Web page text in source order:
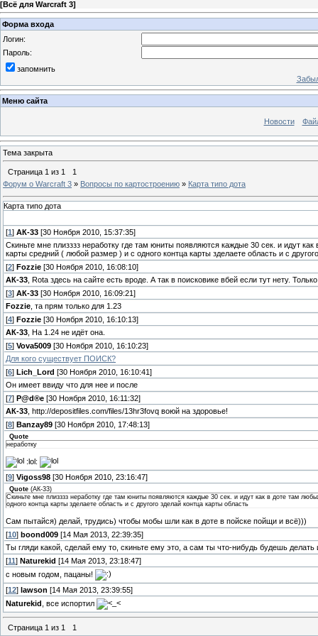
[Всё для Warcraft 3]
Форма входа
Логин:
Пароль:
запомнить
Меню сайта
Новости
Тема закрыта
Страница 1 из 1
1
Форум о Warcraft 3 » Вопросы по картостроению » Карта типо дота
Карта типо дота
[1 ] АК-33 [30 Ноября 2010, 15:37:35]
Скиньте мне плизззз неработку где там юниты появляются каждые 30 сек. и идут
карты средний ( любой размер ) и с одного контца карты зделаете область и с
[2] Fozzie [30 Ноября 2010, 16:08:10]
АК-33 , Rota здесь на сайте есть вроде. А так в поисковике вбей если тут нету.
[3] АК-33 [30 Ноября 2010, 16:09:21]
Fozzie , та прям только для 1.23
[4] Fozzie [30 Ноября 2010, 16:10:13]
АК-33 , На 1.24 не идёт она.
[5] Vova5009 [30 Ноября 2010, 16:10:23]
Для кого существует ПОИСК?
[6] Lich_Lord [30 Ноября 2010, 16:10:41]
Он имеет ввиду что для нее и после
[7] P@d®e [30 Ноября 2010, 16:11:32]
АК-33 , http://depositfiles.com/files/13hr3fovq воюй на здоровье!
[8] Banzay89 [30 Ноября 2010, 17:48:13]
Quote
неработку
:lol:
[9] Vigoss98 [30 Ноября 2010, 23:16:47]
Quote (АК-33)
Скиньте мне плизззз неработку где там юниты появляются каждые 30 сек. и идут как в доте там
одного контца карты зделаете область и с другого зделай контца карты область
Сам пытайся) делай, трудись) чтобы мобы шли как в доте в пойске пойщи и всё)))
[10] boond009 [14 Мая 2013, 22:39:35]
Ты гляди какой, сделай ему то, скиньте ему это, а сам ты что-нибудь будешь
[11 ] Naturekid [14 Мая 2013, 23:18:47]
с новым годом, пацаны!
[12] lawson [14 Мая 2013, 23:39:55]
Naturekid , все испортил
Страница 1 из 1 1